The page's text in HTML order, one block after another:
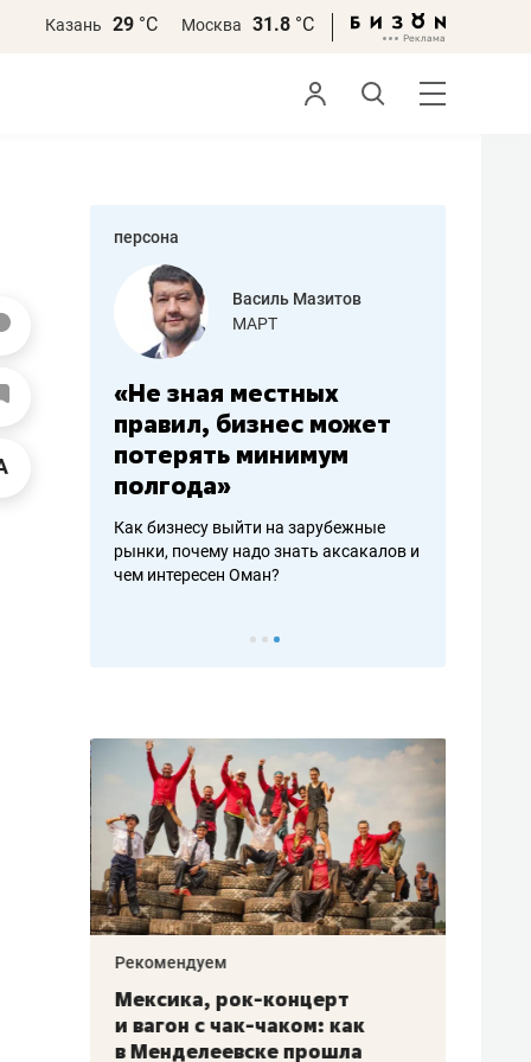
Казань 29 °С Москва 31.8 °С
персона
работа
Василь Мазитов
МАРТ
«Не зная местных
правил, бизнес может
потерять минимум
полгода»
Как бизнесу выйти на зарубежные
рынки, почему надо знать аксакалов и
чем интересен Оман?
Рекомендуем
Мексика, рок-концерт
и вагон с чак-чаком: как
в Менделеевске прошла